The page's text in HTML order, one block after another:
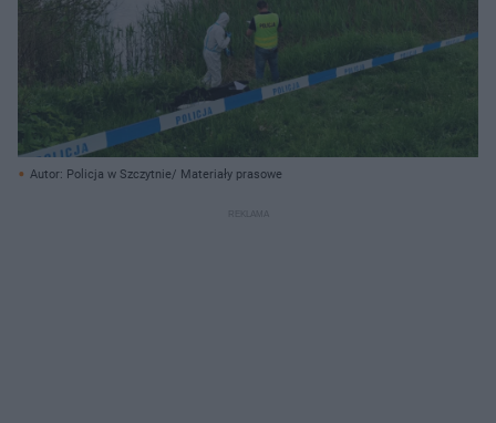
Autor: Policja w Szczytnie/ Materiały prasowe